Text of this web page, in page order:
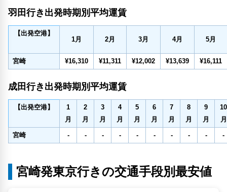
羽田行き出発時期別平均運賃
【出発空港】
1月 2月 3月 4月 5月
宮崎 ¥16,310 ¥11,311 ¥12,002 ¥13,639 ¥16,111
成田行き出発時期別平均運賃
【出発空港】
1
月
2
月
3
月
4
月
5
月
6
月
7
月
8
月
9
月
10
月
宮崎 - - - - - - - - - -
宮崎発東京行きの交通手段別最安値